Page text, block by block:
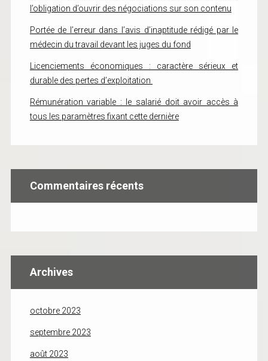
l’obligation d’ouvrir des négociations sur son contenu
Portée de l’erreur dans l’avis d’inaptitude rédigé par le
médecin du travail devant les juges du fond
Licenciements économiques : caractère sérieux et
durable des pertes d’exploitation
Rémunération variable : le salarié doit avoir accès à
tous les paramètres fixant cette dernière
Commentaires récents
Archives
octobre 2023
septembre 2023
août 2023